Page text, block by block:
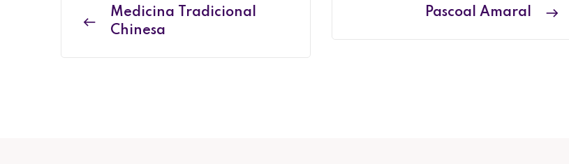
Medicina Tradicional
Chinesa
Pascoal Amaral